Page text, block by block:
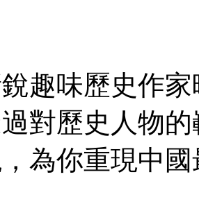
銳趣味歷史作
對歷史人物
為你重現中